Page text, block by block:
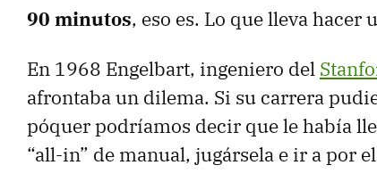
90 minutos, eso es. Lo que lleva hacer
En 1968 Engelbart, ingeniero del
afrontaba un dilema. Si su carrera
póquer podríamos decir que le había
“all-in” de manual, jugársela e ir a por